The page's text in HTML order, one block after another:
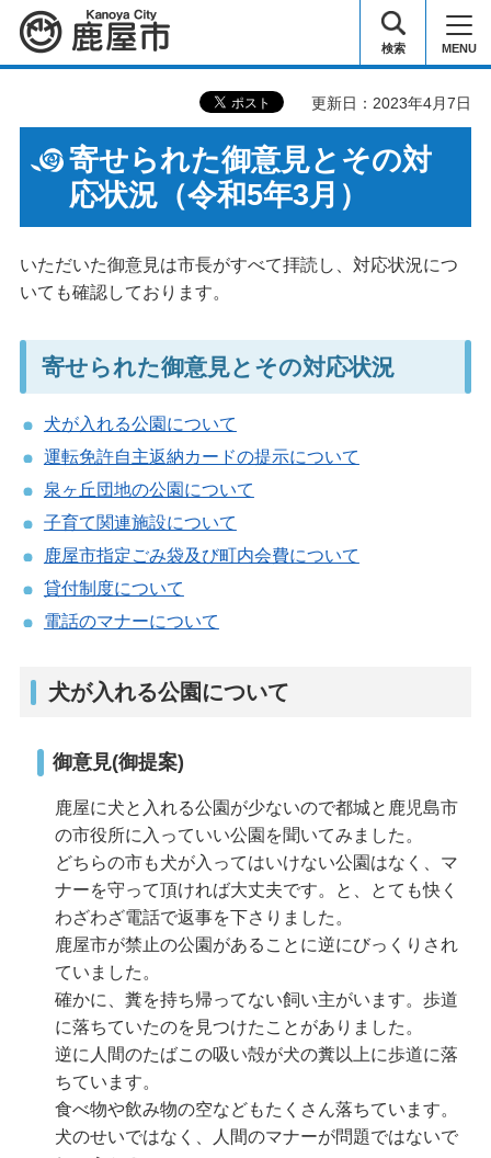
鹿屋市 検索 MENU
更新日：2023年4月7日
寄せられた御意見とその対
応状況（令和5年3月）
いただいた御意見は市長がすべて拝読し、対応状況につ
いても確認しております。
寄せられた御意見とその対応状況
犬が入れる公園について
運転免許自主返納カードの提示について
泉ヶ丘団地の公園について
子育て関連施設について
鹿屋市指定ごみ袋及び町内会費について
貸付制度について
電話のマナーについて
犬が入れる公園について
御意見(御提案)
鹿屋に犬と入れる公園が少ないので都城と鹿児島市
の市役所に入っていい公園を聞いてみました。
どちらの市も犬が入ってはいけない公園はなく、マ
ナーを守って頂ければ大丈夫です。と、とても快く
わざわざ電話で返事を下さりました。
鹿屋市が禁止の公園があることに逆にびっくりされ
ていました。
確かに、糞を持ち帰ってない飼い主がいます。歩道
に落ちていたのを見つけたことがありました。
逆に人間のたばこの吸い殻が犬の糞以上に歩道に落
ちています。
食べ物や飲み物の空などもたくさん落ちています。
犬のせいではなく、人間のマナーが問題ではないで